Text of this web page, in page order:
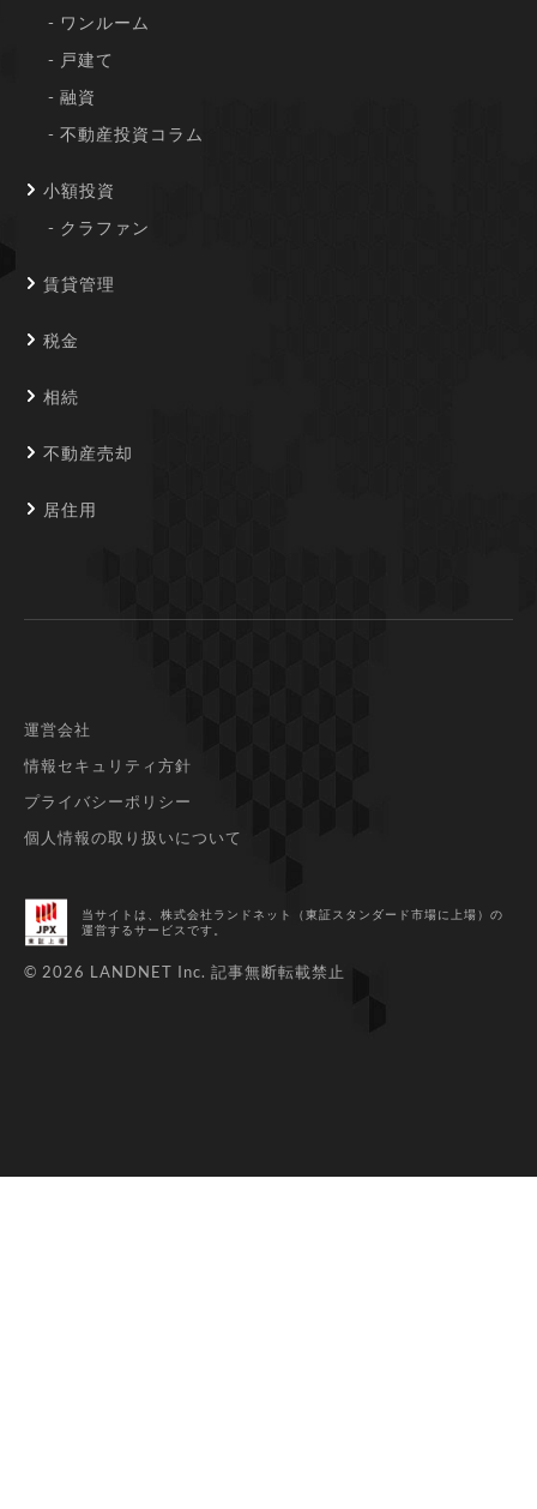
ワンルーム
戸建て
融資
不動産投資コラム
小額投資
クラファン
賃貸管理
税金
相続
不動産売却
居住用
運営会社
情報セキュリティ方針
プライバシーポリシー
個人情報の取り扱いについて
当サイトは、株式会社ランドネット（東証スタンダード市場に上場） の
運営するサービスです。
© 2026 LANDNET Inc. 記事無断転載禁止